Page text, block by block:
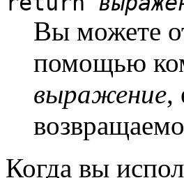
Вы можете
помощью
выражение,
Когда вы